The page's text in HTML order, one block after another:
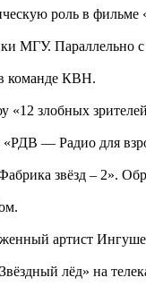
роль в
МГУ. Параллельно
команде КВН.
«12 злобных
«РДВ — Радио для
звёзд – 2».
артист
лёд» на